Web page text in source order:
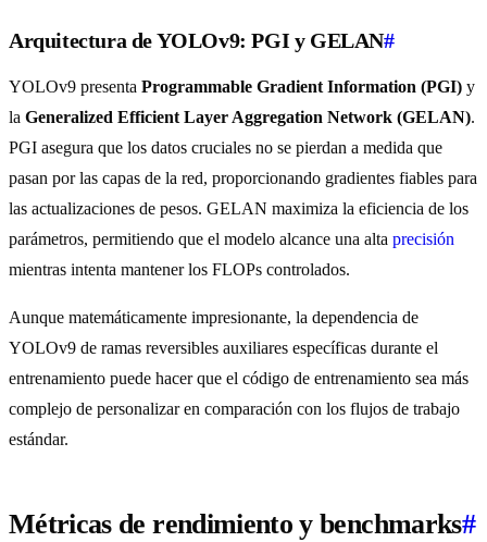
Arquitectura de YOLOv9: PGI y GELAN#
YOLOv9 presenta Programmable Gradient Information (PGI) y
la Generalized Efficient Layer Aggregation Network (GELAN).
PGI asegura que los datos cruciales no se pierdan a medida que
pasan por las capas de la red, proporcionando gradientes fiables para
las actualizaciones de pesos. GELAN maximiza la eficiencia de los
parámetros, permitiendo que el modelo alcance una alta precisión
mientras intenta mantener los FLOPs controlados.
Aunque matemáticamente impresionante, la dependencia de
YOLOv9 de ramas reversibles auxiliares específicas durante el
entrenamiento puede hacer que el código de entrenamiento sea más
complejo de personalizar en comparación con los flujos de trabajo
estándar.
Métricas de rendimiento y benchmarks#